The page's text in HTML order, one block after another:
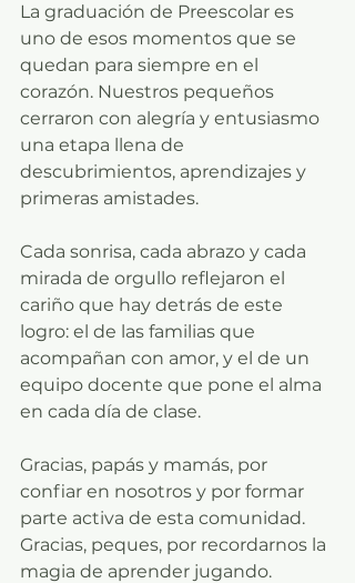
La graduación de Preescolar es
uno de esos momentos que se
quedan para siempre en el
corazón. Nuestros pequeños
cerraron con alegría y entusiasmo
una etapa llena de
descubrimientos, aprendizajes y
primeras amistades.
Cada sonrisa, cada abrazo y cada
mirada de orgullo reflejaron el
cariño que hay detrás de este
logro: el de las familias que
acompañan con amor, y el de un
equipo docente que pone el alma
en cada día de clase.
Gracias, papás y mamás, por
confiar en nosotros y por formar
parte activa de esta comunidad.
Gracias, peques, por recordarnos la
magia de aprender jugando.